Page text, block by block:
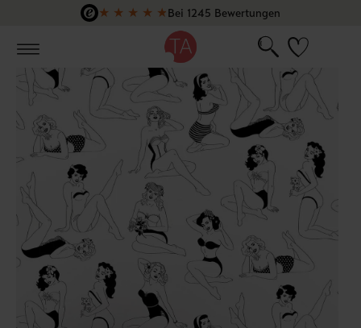
Zum Hauptinhalt springen
★ ★ ★ ★ ★Bei 1245 Bewertungen